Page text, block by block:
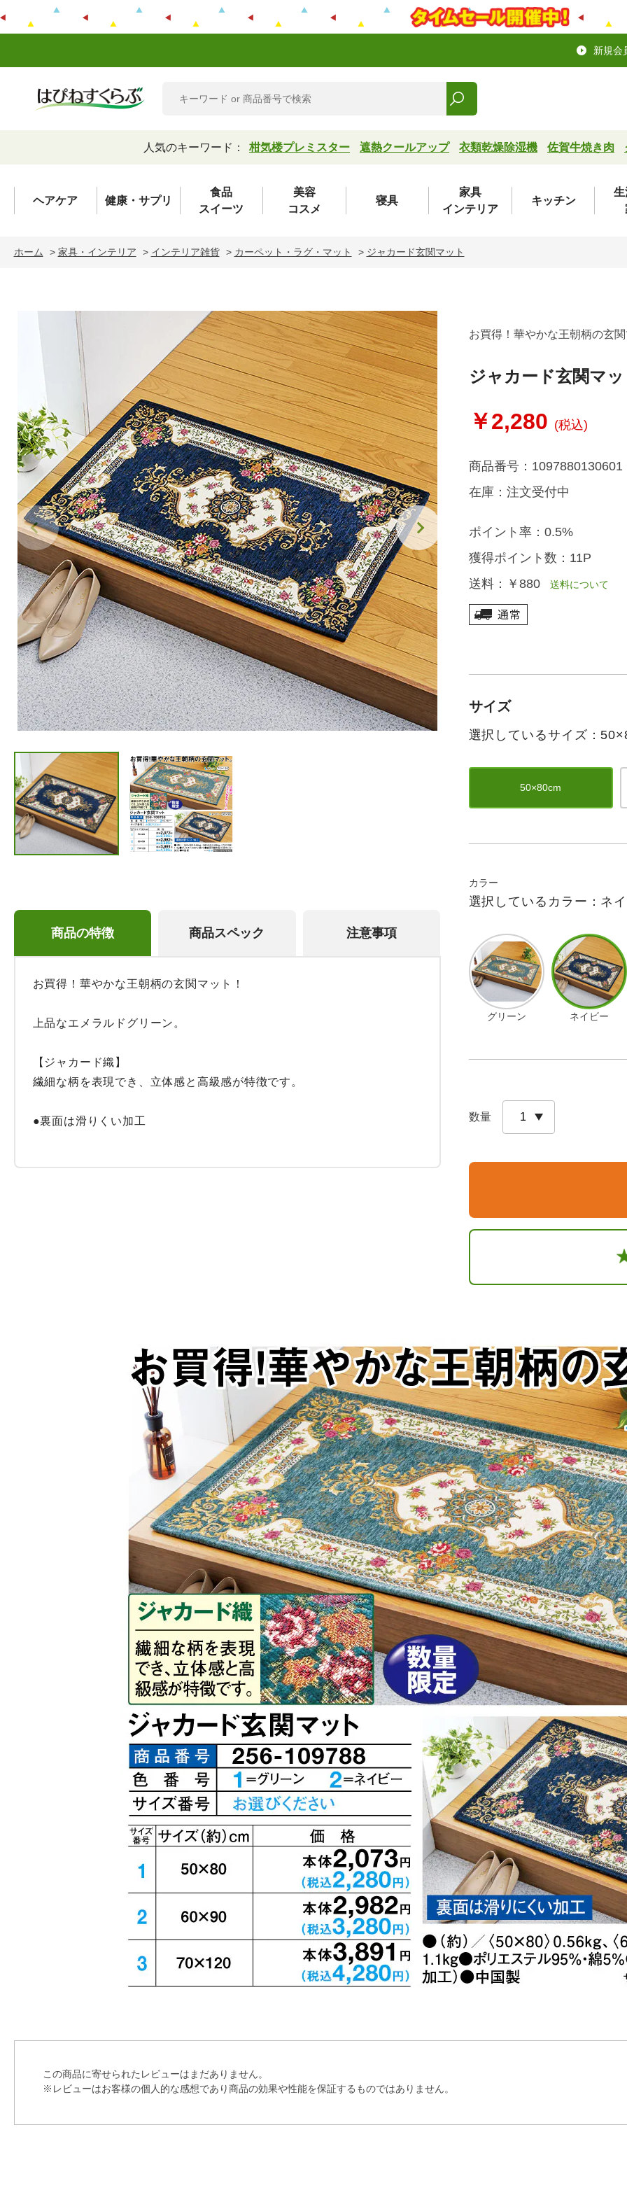
新規会
人気のキーワード： 柑気楼プレミスター 遮熱クールアップ 衣類乾燥除湿機 佐賀牛焼き肉
ヘアケア 健康・サプリ
食品
スイーツ
美容
コスメ
寝具
家具
インテリア
キッチン
生
ホーム > 家具・インテリア > インテリア雑貨 > カーペット・ラグ・マット > ジャカード玄関マット
商品の特徴 商品スペック 注意事項
お買得！華やかな王朝柄の玄関マット！
上品なエメラルドグリーン。
【ジャカード織】
繊細な柄を表現でき、立体感と高級感が特徴です。
●裏面は滑りくい加工
お買得！華やかな王朝柄の玄関
ジャカード玄関マッ
￥2,280 (税込)
商品番号： 1097880130601
在庫： 注文受付中
ポイント率： 0.5%
獲得ポイント数： 11P
送料： ￥880送料について
サイズ
選択しているサイズ：
50×80cm
カラー
選択しているカラー：ネ
グリーン ネイビー
数量
この商品に寄せられたレビューはまだありません。
※レビューはお客様の個人的な感想であり商品の効果や性能を保証するものではありません。